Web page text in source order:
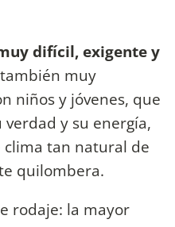
difícil, exigente y
muy
niños y jóvenes, que
y su energía,
clima tan natural de
quilombera.
rodaje: la mayor